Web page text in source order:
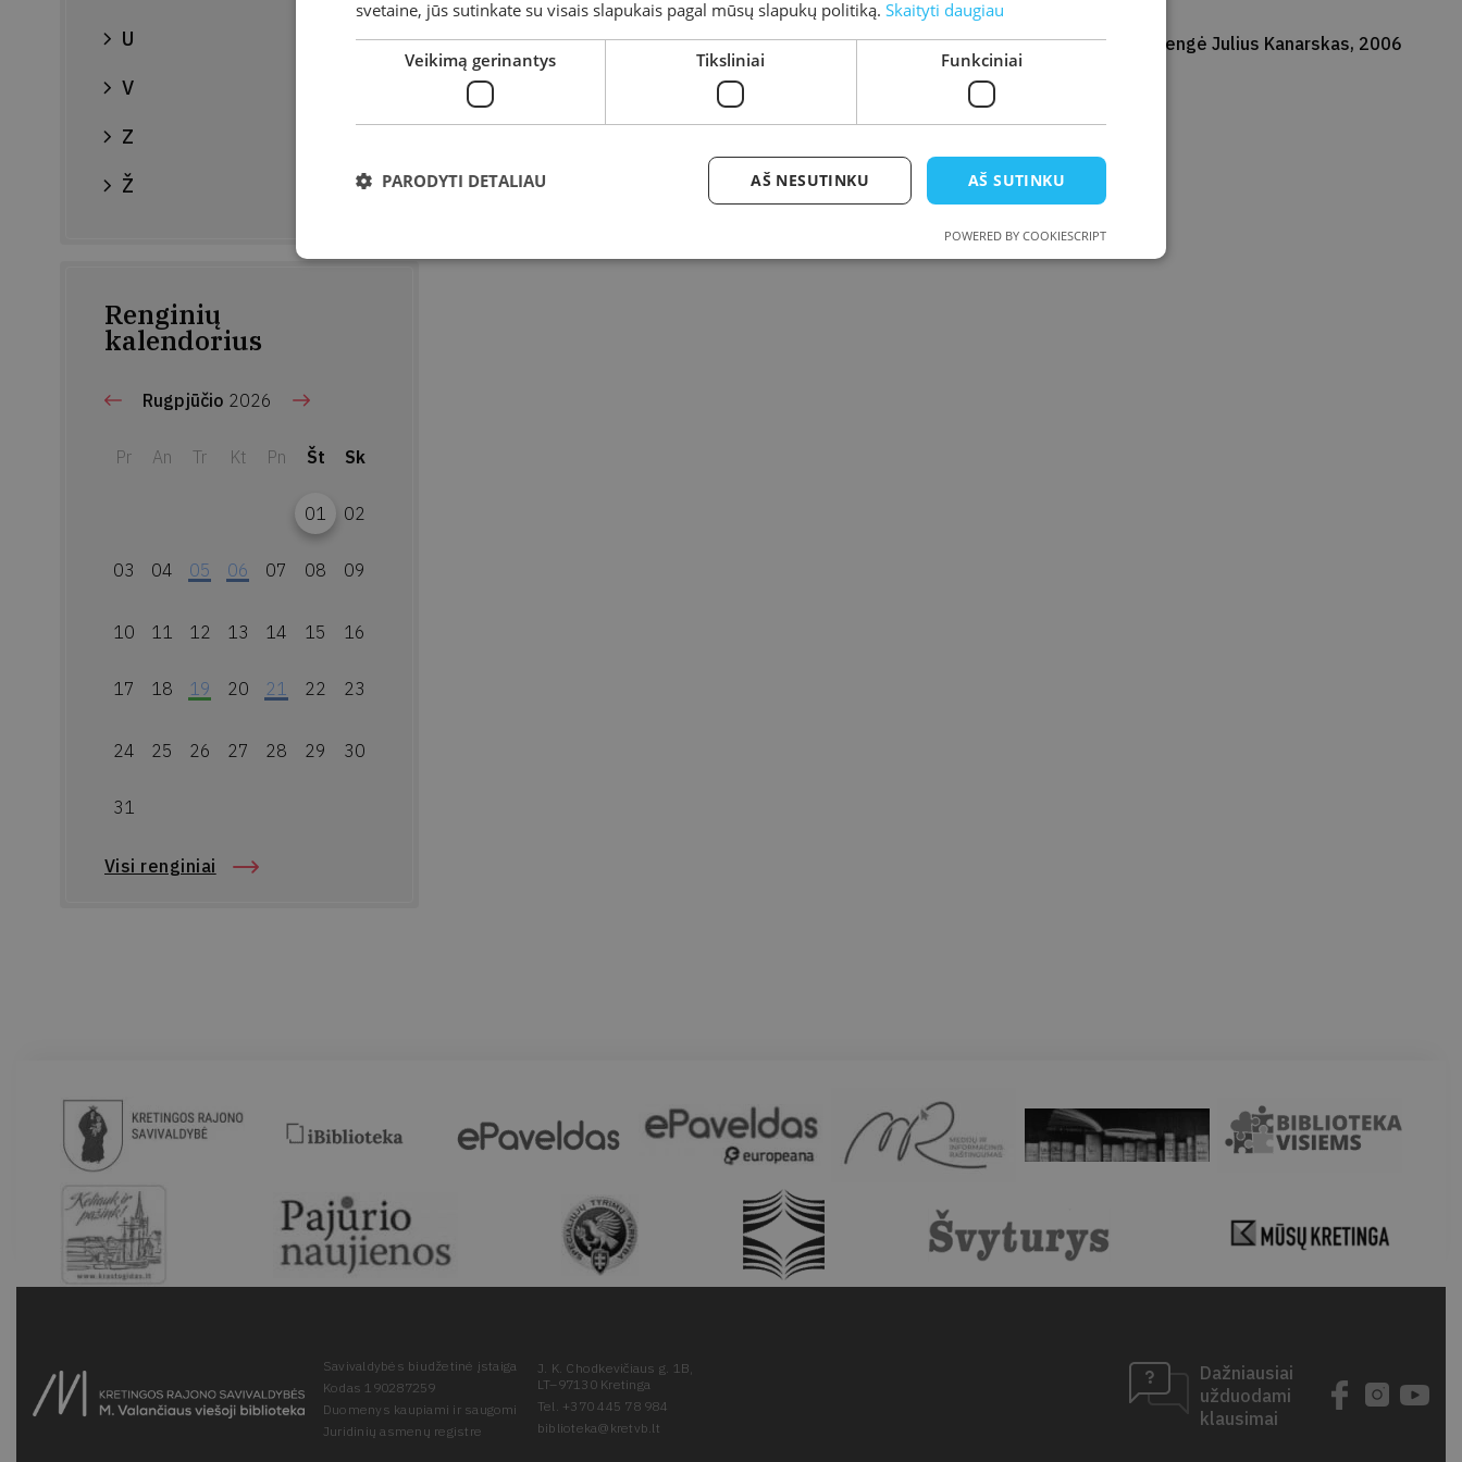
U
V
Z
Ž
Renginių
kalendorius
Rugpjūčio 2026
Pr An Tr Kt Pn Št Sk
01 02
03 04 05 06 07 08 09
10 11 12 13 14 15 16
17 18 19 20 21 22 23
24 25 26 27 28 29 30
31
Visi renginiai
Parengė Julius Kanarskas, 2006
Savivaldybės biudžetinė įstaiga
Kodas 190287259
Duomenys kaupiami ir saugomi
Juridinių asmenų registre
J. K. Chodkevičiaus g. 1B,
LT–97130 Kretinga
Tel. +370 445 78 984
biblioteka@kretvb.lt
Dažniausiai
užduodami
klausimai
svetaine, jūs sutinkate su visais slapukais pagal mūsų slapukų politiką. Skaityti daugiau
Veikimą gerinantys Tiksliniai Funkciniai
AŠ SUTINKU
AŠ NESUTINKU
PARODYTI DETALIAU
POWERED BY COOKIESCRIPT